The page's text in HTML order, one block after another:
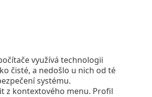
využívá technologii
čisté, a nedošlo u nich od té
systému.
z kontextového menu. Profil